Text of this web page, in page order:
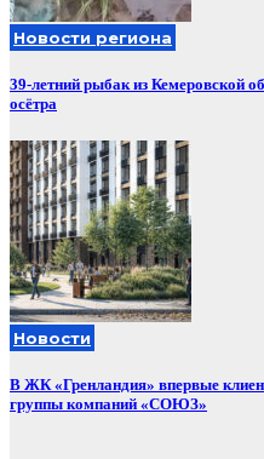
Новости региона
39-летний рыбак из Кемеровской
осётра
Новости
В ЖК «Гренландия» впервые
группы компаний «СОЮЗ»